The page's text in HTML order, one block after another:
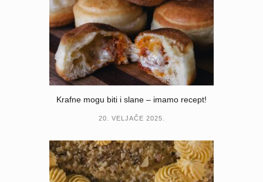
Krafne mogu biti i slane – imamo recept!
20. VELJAČE 2025.